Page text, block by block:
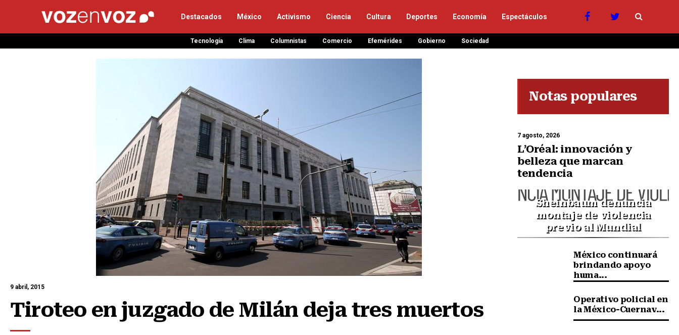
Destacados México Activismo Ciencia Cultura Deportes Economía Espectáculos
Tecnología Clima Columnistas Comercio Efemérides Gobierno Sociedad
9 abril, 2015
Tiroteo en juzgado de Milán deja tres muertos
Notas populares
7 agosto, 2026
L’Oréal: innovación y
belleza que marcan
tendencia
Sheinbaum denuncia
montaje de violencia
previo al Mundial
México continuará
brindando apoyo
huma...
Operativo policial en
la México-Cuernav...